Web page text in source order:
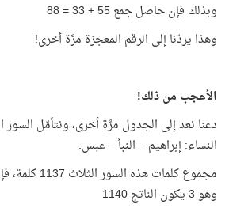
وبذلك فإن حاصل جمع 55 + 33 = 88
وهذا يردّنا إلى الرقم المعجزة مرَّة أخرى!
الأعجب من ذلك!
دعنا نعد إلى الجدول مرَّة أخرى، ونتأمّل السور
النساء: إبراهيم – النبأ – عبس.
مجموع كلمات
وهو 3 يكون الناتج 1140